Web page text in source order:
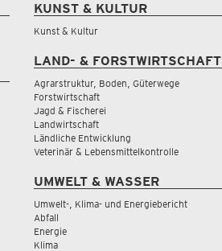
KUNST & KULTUR
Kunst & Kultur
LAND- & FORSTWIRTSCHAFT
Agrarstruktur, Boden, Güterwege
Forstwirtschaft
Jagd & Fischerei
Landwirtschaft
Ländliche Entwicklung
Veterinär & Lebensmittelkontrolle
UMWELT & WASSER
Umwelt-, Klima- und Energiebericht
Abfall
Energie
Klima